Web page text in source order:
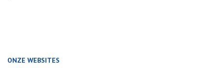
ONZE WEBSITES